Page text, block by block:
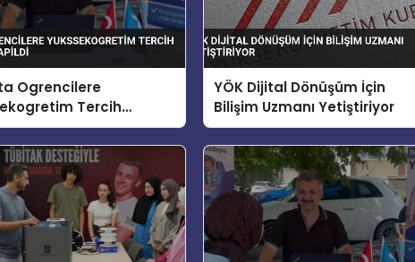
Ogrencilere
Tercih
Yapildi
YÖK Dijital Dönüşüm İçin
Bilişim Uzmanı Yetiştiriyor